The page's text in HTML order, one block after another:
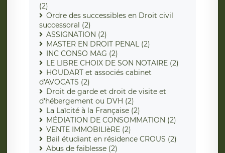
(2)
Ordre des successibles en Droit civil
successoral (2)
ASSIGNATION (2)
MASTER EN DROIT PENAL (2)
INC CONSO MAG (2)
LE LIBRE CHOIX DE SON NOTAIRE (2)
HOUDART et associés cabinet
d'AVOCATS (2)
Droit de garde et droit de visite et
d'hébergement ou DVH (2)
La Laïcité à la Française (2)
MÉDIATION DE CONSOMMATION (2)
VENTE IMMOBILIèRE (2)
Bail étudiant en résidence CROUS (2)
Abus de faiblesse (2)